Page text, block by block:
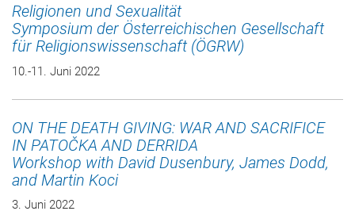
Religionen und Sexualität
Symposium der Österreichischen Gesellschaft
für Religionswissenschaft (ÖGRW)
10.-11. Juni 2022
ON THE DEATH GIVING: WAR AND SACRIFICE
IN PATOČKA AND DERRIDA
Workshop with David Dusenbury, James Dodd,
and Martin Koci
3. Juni 2022